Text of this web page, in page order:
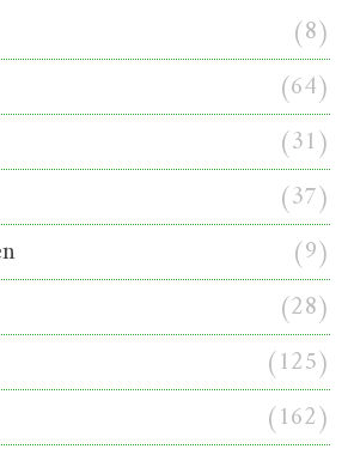
(8)
(64)
(31)
(37)
(9)
(28)
(125)
(162)